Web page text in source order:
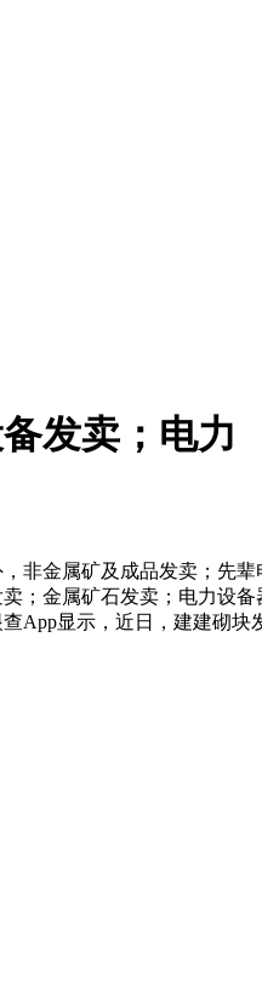
发卖；电力
金属矿及成品发卖；先
；金属矿石发卖；电力设
App显示，近日，建建砌